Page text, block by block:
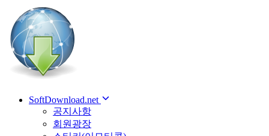
SoftDownload.net
공지사항
회원광장